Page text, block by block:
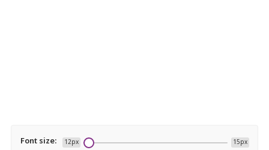
Font size: 12px 15px